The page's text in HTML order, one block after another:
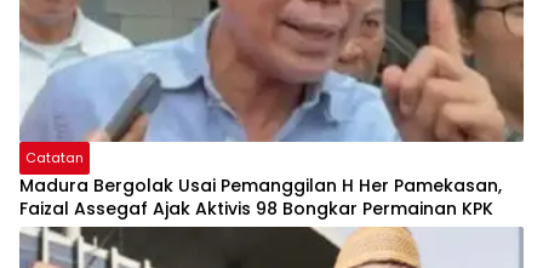
Catatan
Madura Bergolak Usai Pemanggilan H Her Pamekasan,
Faizal Assegaf Ajak Aktivis 98 Bongkar Permainan KPK